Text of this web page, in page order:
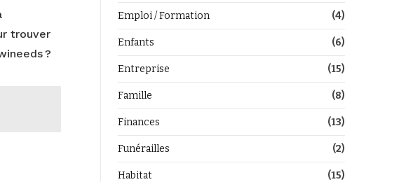
trouver
?
Emploi / Formation (4)
Enfants (6)
Entreprise (15)
Famille (8)
Finances (13)
Funérailles (2)
Habitat (15)